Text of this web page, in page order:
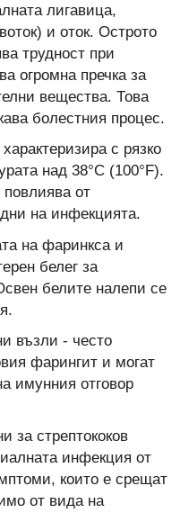
лигавица,
и оток. Острото
трудност при
огромна пречка за
вещества. Това
болестния процес.
с рязко
над 38°С (100°F).
повлиява от
на инфекцията.
на фаринкса и
белег за
белите налепи се
възли - често
фарингит и могат
имунния отговор
за стрептококов
инфекция от
които е срещат
от вида на